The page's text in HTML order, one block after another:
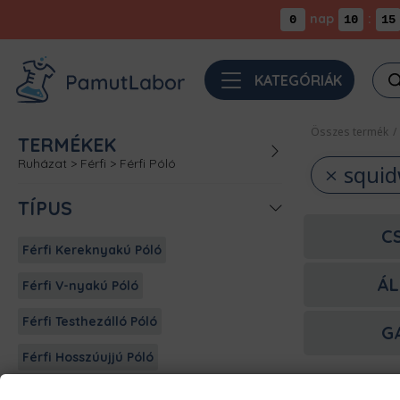
0 nap 10 : 15
KATEGÓRIÁK
TERMÉKEK
Ruházat > Férfi > Férfi Póló
TÍPUS
Férfi Kereknyakú Póló
Férfi V-nyakú Póló
Férfi Testhezálló Póló
Férfi Hosszúujjú Póló
Összes termék /